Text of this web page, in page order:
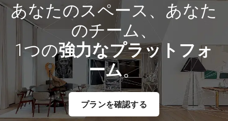
料金設定
リソース
最新情報
あなたのスペース、あなた
のチーム、
1つの強力なプラットフォ
ーム。
プランを確認する